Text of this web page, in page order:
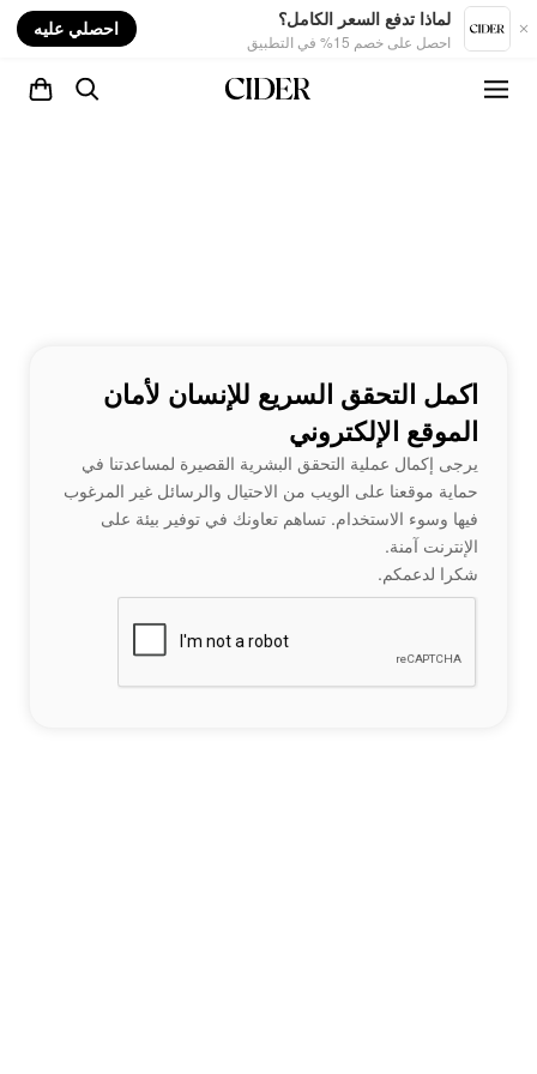
لماذا تدفع السعر الكامل؟
احصل على خصم 15% في التطبيق
احصلي عليه
اكمل التحقق السريع للإنسان لأمان
الموقع الإلكتروني
يرجى إكمال عملية التحقق البشرية القصيرة لمساعدتنا في
حماية موقعنا على الويب من الاحتيال والرسائل غير المرغوب
فيها وسوء الاستخدام. تساهم تعاونك في توفير بيئة على
الإنترنت آمنة.
شكرا لدعمكم.